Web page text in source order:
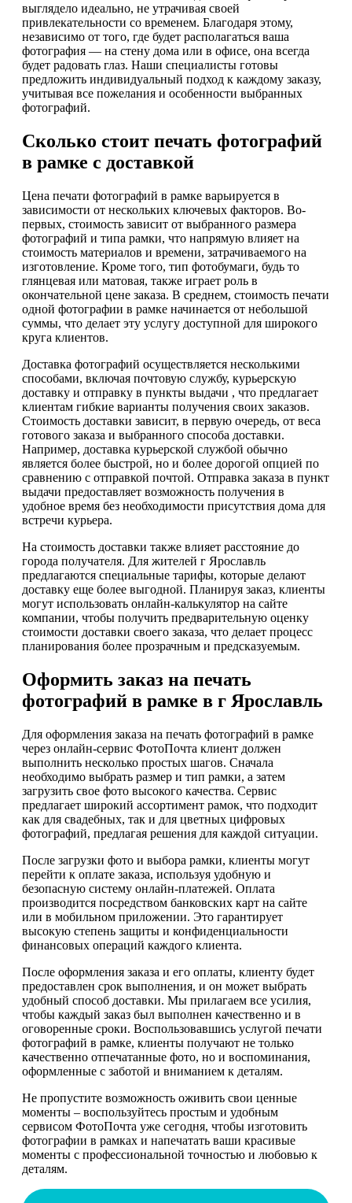
выглядело идеально, не утрачивая своей
привлекательности со временем. Благодаря этому,
независимо от того, где будет располагаться ваша
фотография — на стену дома или в офисе, она всегда
будет радовать глаз. Наши специалисты готовы
предложить индивидуальный подход к каждому заказу,
учитывая все пожелания и особенности выбранных
фотографий.
Сколько стоит печать фотографий
в рамке с доставкой
Цена печати фотографий в рамке варьируется в
зависимости от нескольких ключевых факторов. Во-
первых, стоимость зависит от выбранного размера
фотографий и типа рамки, что напрямую влияет на
стоимость материалов и времени, затрачиваемого на
изготовление. Кроме того, тип фотобумаги, будь то
глянцевая или матовая, также играет роль в
окончательной цене заказа. В среднем, стоимость печати
одной фотографии в рамке начинается от небольшой
суммы, что делает эту услугу доступной для широкого
круга клиентов.
Доставка фотографий осуществляется несколькими
способами, включая почтовую службу, курьерскую
доставку и отправку в пункты выдачи , что предлагает
клиентам гибкие варианты получения своих заказов.
Стоимость доставки зависит, в первую очередь, от веса
готового заказа и выбранного способа доставки.
Например, доставка курьерской службой обычно
является более быстрой, но и более дорогой опцией по
сравнению с отправкой почтой. Отправка заказа в пункт
выдачи предоставляет возможность получения в
удобное время без необходимости присутствия дома для
встречи курьера.
На стоимость доставки также влияет расстояние до
города получателя. Для жителей г Ярославль
предлагаются специальные тарифы, которые делают
доставку еще более выгодной. Планируя заказ, клиенты
могут использовать онлайн-калькулятор на сайте
компании, чтобы получить предварительную оценку
стоимости доставки своего заказа, что делает процесс
планирования более прозрачным и предсказуемым.
Оформить заказ на печать
фотографий в рамке в г Ярославль
Для оформления заказа на печать фотографий в рамке
через онлайн-сервис ФотоПочта клиент должен
выполнить несколько простых шагов. Сначала
необходимо выбрать размер и тип рамки, а затем
загрузить свое фото высокого качества. Сервис
предлагает широкий ассортимент рамок, что подходит
как для свадебных, так и для цветных цифровых
фотографий, предлагая решения для каждой ситуации.
После загрузки фото и выбора рамки, клиенты могут
перейти к оплате заказа, используя удобную и
безопасную систему онлайн-платежей. Оплата
производится посредством банковских карт на сайте
или в мобильном приложении. Это гарантирует
высокую степень защиты и конфиденциальности
финансовых операций каждого клиента.
После оформления заказа и его оплаты, клиенту будет
предоставлен срок выполнения, и он может выбрать
удобный способ доставки. Мы прилагаем все усилия,
чтобы каждый заказ был выполнен качественно и в
оговоренные сроки. Воспользовавшись услугой печати
фотографий в рамке, клиенты получают не только
качественно отпечатанные фото, но и воспоминания,
оформленные с заботой и вниманием к деталям.
Не пропустите возможность оживить свои ценные
моменты – воспользуйтесь простым и удобным
сервисом ФотоПочта уже сегодня, чтобы изготовить
фотографии в рамках и напечатать ваши красивые
моменты с профессиональной точностью и любовью к
деталям.